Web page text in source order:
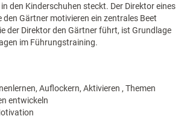
den Kinderschuhen steckt. Der Direktor eines
Gärtner motivieren ein zentrales Beet
der Direktor den Gärtner führt, ist Grundlage
im Führungstraining.
Auflockern, Aktivieren , Themen
entwickeln